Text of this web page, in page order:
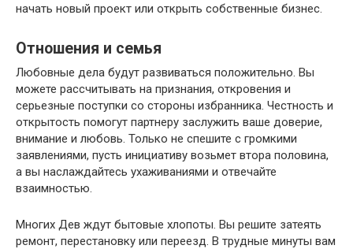
начать новый проект или открыть собственные бизнес.
Отношения и семья
Любовные дела будут развиваться положительно. Вы
можете рассчитывать на признания, откровения и
серьезные поступки со стороны избранника. Честность и
открытость помогут партнеру заслужить ваше доверие,
внимание и любовь. Только не спешите с громкими
заявлениями, пусть инициативу возьмет втора половина,
а вы наслаждайтесь ухаживаниями и отвечайте
взаимностью.
Многих Дев ждут бытовые хлопоты. Вы решите затеять
ремонт, перестановку или переезд. В трудные минуты вам